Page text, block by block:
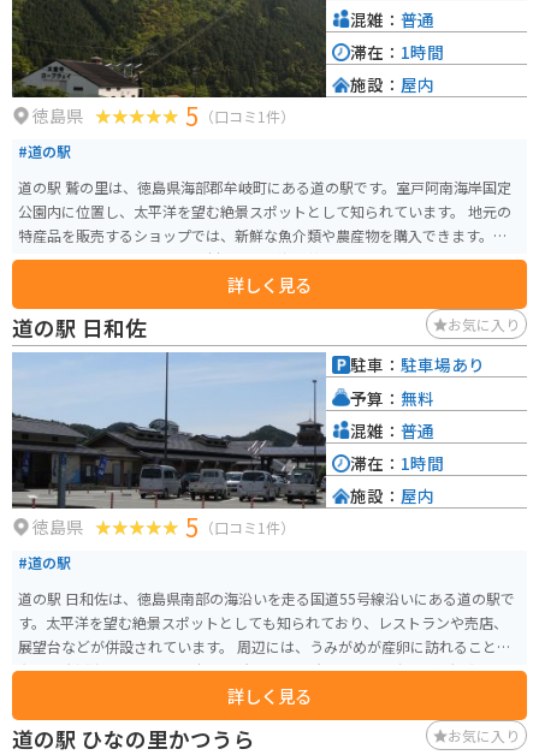
徳島県 5 （口コミ1件）
#道の駅
道の駅 鷲の里は、徳島県海部郡牟岐町にある道の駅です。室戸阿南海岸国定
公園内に位置し、太平洋を望む絶景スポットとして知られています。 地元の
特産品を販売するショップでは、新鮮な魚介類や農産物を購入できます。レ
ストランでは、とれたての食材を使った海鮮丼や地元料理が楽しめます。ま
た、展望台からは雄大な太平洋を一望でき、特に夕暮れ時は息をのむような
美しさです。 バイクで訪れる場合、道の駅には広い駐車場が完備されている
ので安心です。海岸沿いを走るルートは景色も良く、ツーリングにも最適で
す。周辺には、海水浴場やキャンプ場など、自然を満喫できるスポットも点在
れます。道の駅で購入できるほか、周辺の飲食店でも味わうことができます。
詳しく見る
混雑： 普通
滞在： 1時間
施設： 屋内
道の駅 日和佐 お気に入り
徳島県 5 （口コミ1件）
#道の駅
道の駅 日和佐は、徳島県南部の海沿いを走る国道55号線沿いにある道の駅で
す。太平洋を望む絶景スポットとしても知られており、レストランや売店、
展望台などが併設されています。 周辺には、うみがめが産卵に訪れることで
有名な大浜海岸や、四国八十八箇所霊場の札所である薬王寺など、観光スポ
島県産の柑橘類を使ったスイーツなどです。バイクで訪れる場合、道の駅に
は広い駐車場が完備されているので安心です。海岸線沿いの道路は、景色が
詳しく見る
駐車： 駐車場あり
予算： 無料
混雑： 普通
滞在： 1時間
施設： 屋内
道の駅 ひなの里かつうら お気に入り